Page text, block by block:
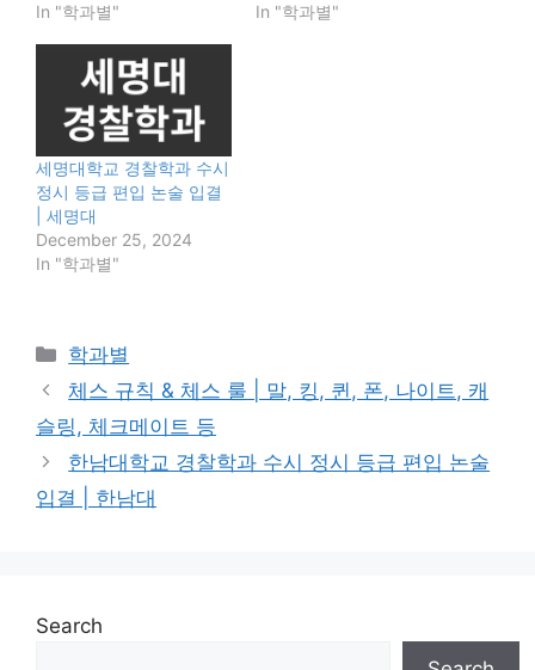
In "학과별"
In "학과별"
세명대학교 경찰학과 수시
정시 등급 편입 논술 입결
| 세명대
December 25, 2024
In "학과별"
Categories
학과별
체스 규칙 & 체스 룰 | 말, 킹, 퀸, 폰, 나이트, 캐
슬링, 체크메이트 등
한남대학교 경찰학과 수시 정시 등급 편입 논술
입결 | 한남대
Search